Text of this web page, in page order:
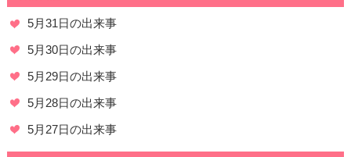
5月31日の出来事
5月30日の出来事
5月29日の出来事
5月28日の出来事
5月27日の出来事